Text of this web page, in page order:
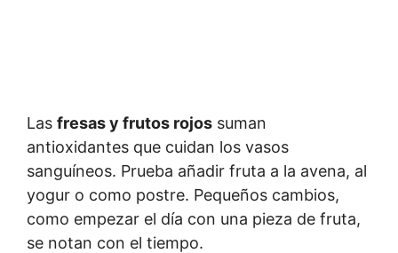
Las fresas y frutos rojos suman
antioxidantes que cuidan los vasos
sanguíneos. Prueba añadir fruta a la avena, al
yogur o como postre. Pequeños cambios,
como empezar el día con una pieza de fruta,
se notan con el tiempo.